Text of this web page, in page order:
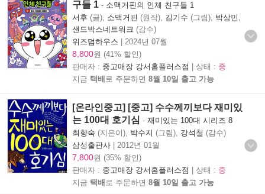
구들 1 - 소맥거핀의 인체 친구들 1
서후 (글), 소맥거핀 (원작), 김기수 (그림), 박상민 ,
샌드박스네트워크 (감수)
위즈덤하우스
2024년 07월
8,800원 (41% 할인)
판매자 : 중고매장 강서홈플러스점 | 상태 : 중
지금 택배 로 주문하면 8월 10일 출고 가능
[온라인중고] [중고] 수수께끼보다 재미있
는 100대 호기심 - 재미있는 100대 시리즈 8
최향숙 (지은이), 박수지 (그림), 강석철 (감수)
삼성출판사
2012년 01월
7,800원 (35% 할인)
판매자 : 중고매장 강서홈플러스점 | 상태 : 중
지금 택배 로 주문하면 8월 10일 출고 가능